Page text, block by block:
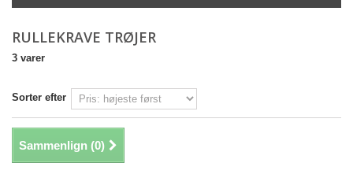
RULLEKRAVE TRØJER
3 varer
Sorter efter
Sammenlign (0)